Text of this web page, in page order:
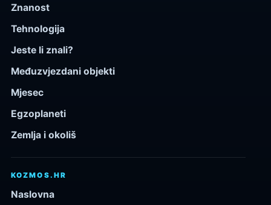
Znanost
Tehnologija
Jeste li znali?
Međuzvjezdani objekti
Mjesec
Egzoplaneti
Zemlja i okoliš
KOZMOS.HR
Naslovna